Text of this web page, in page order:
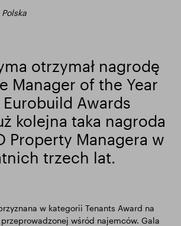
w Slough
Aktualizacja handlowa
Polska
otrzymał nagrodę
Manager of the Year
Awards
kolejna taka nagroda
Property Managera w
trzech lat.
w kategorii Tenants Award na
wśród najemców. Gala